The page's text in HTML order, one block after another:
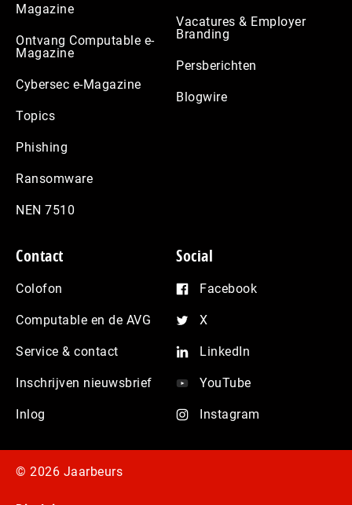
Magazine
Ontvang Computable e-
Magazine
Cybersec e-Magazine
Topics
Phishing
Ransomware
NEN 7510
Vacatures & Employer
Branding
Persberichten
Blogwire
Contact
Colofon
Computable en de AVG
Service & contact
Inschrijven nieuwsbrief
Inlog
Social
Facebook
X
LinkedIn
YouTube
Instagram
© 2026 Jaarbeurs